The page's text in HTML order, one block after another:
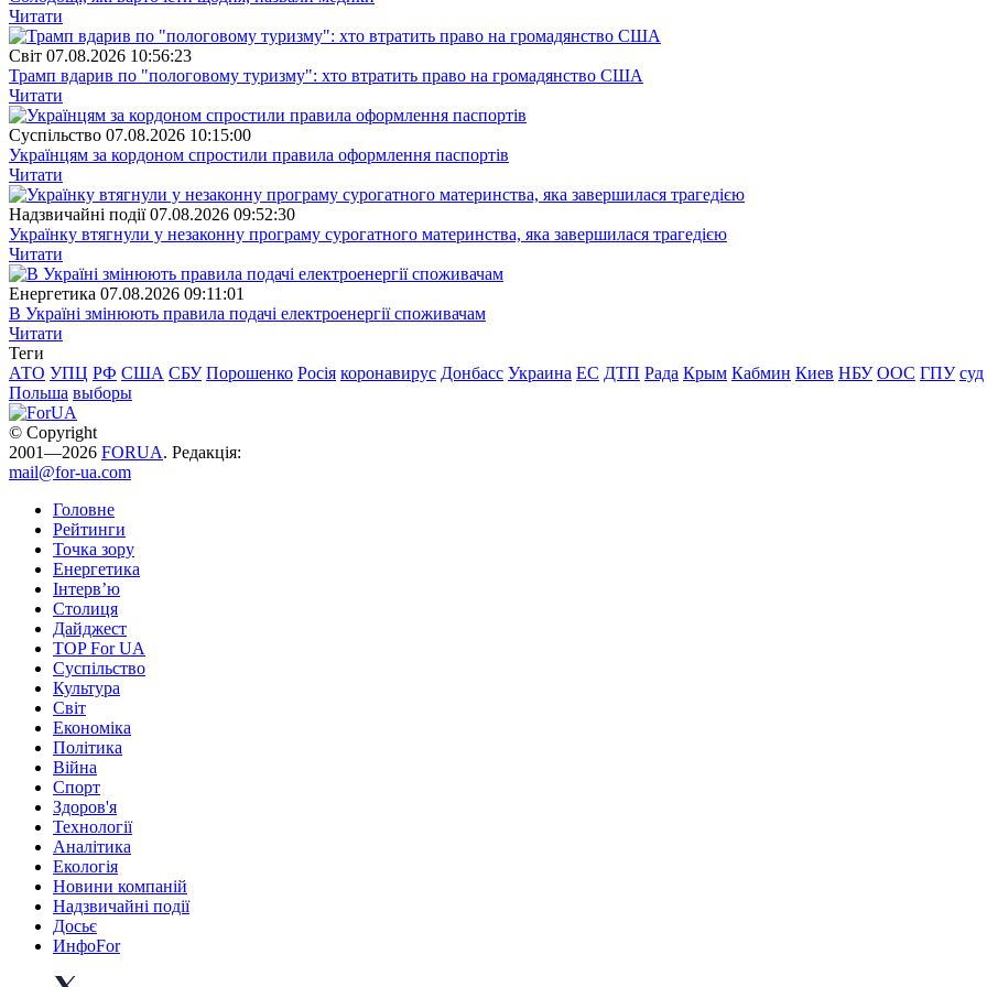
Читати
Свiт 07.08.2026 10:56:23
Трамп вдарив по "пологовому туризму": хто втратить право на громадянство США
Читати
Суспiльство 07.08.2026 10:15:00
Українцям за кордоном спростили правила оформлення паспортів
Читати
Надзвичайні події 07.08.2026 09:52:30
Українку втягнули у незаконну програму сурогатного материнства, яка завершилася трагедією
Читати
Енергетика 07.08.2026 09:11:01
В Україні змінюють правила подачі електроенергії споживачам
Читати
Теги
АТО УПЦ РФ США СБУ Порошенко Росія коронавирус Донбасс Украина ЕС ДТП Рада Крым Кабмин Киев НБУ ООС ГПУ суд
Польша выборы
© Copyright
2001—2026 FORUA. Редакція:
mail@for-ua.com
Головне
Рейтинги
Точка зору
Енергетика
Інтерв’ю
Столиця
Дайджест
TOP For UA
Суспiльство
Культура
Світ
Економіка
Політика
Війна
Спорт
Здоров'я
Технології
Аналітика
Екологія
Новини компаній
Надзвичайні події
Досьє
ИнфоFor